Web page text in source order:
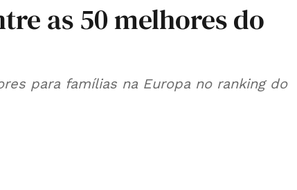
as 50 melhores do
para famílias na Europa no ranking do